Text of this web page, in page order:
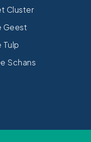
Cluster
Geest
Tulp
Schans